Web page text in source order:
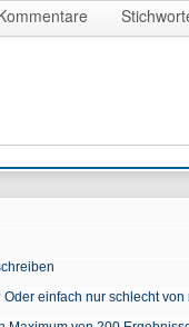
einfach nur schlecht von